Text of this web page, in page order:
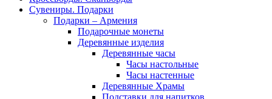
Сувениры. Подарки
Подарки – Армения
Подарочные монеты
Деревянные изделия
Деревянные часы
Часы настольные
Часы настенные
Деревянные Храмы
Подставки для напитков